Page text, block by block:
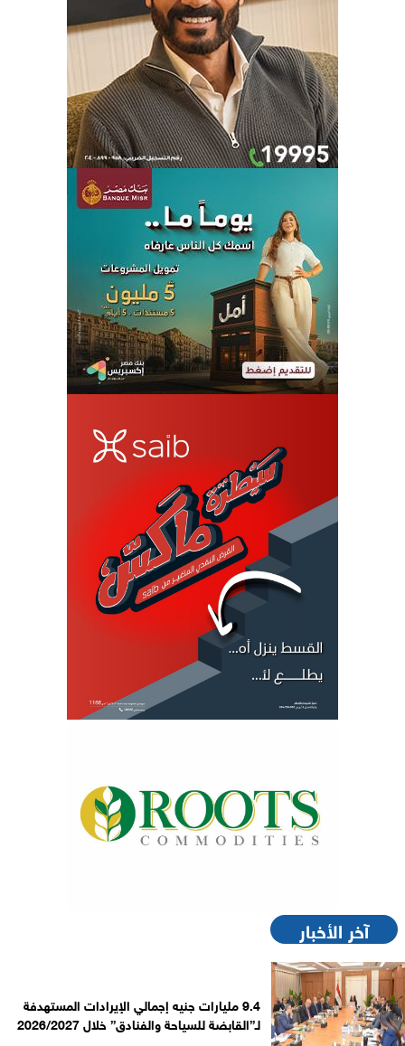
آخر الأخبار
9.4 مليارات جنيه إجمالي الإيرادات المستهدفة
لـ”القابضة للسياحة والفنادق” خلال 2026/2027